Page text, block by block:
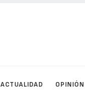
ACTUALIDAD OPINIÓN